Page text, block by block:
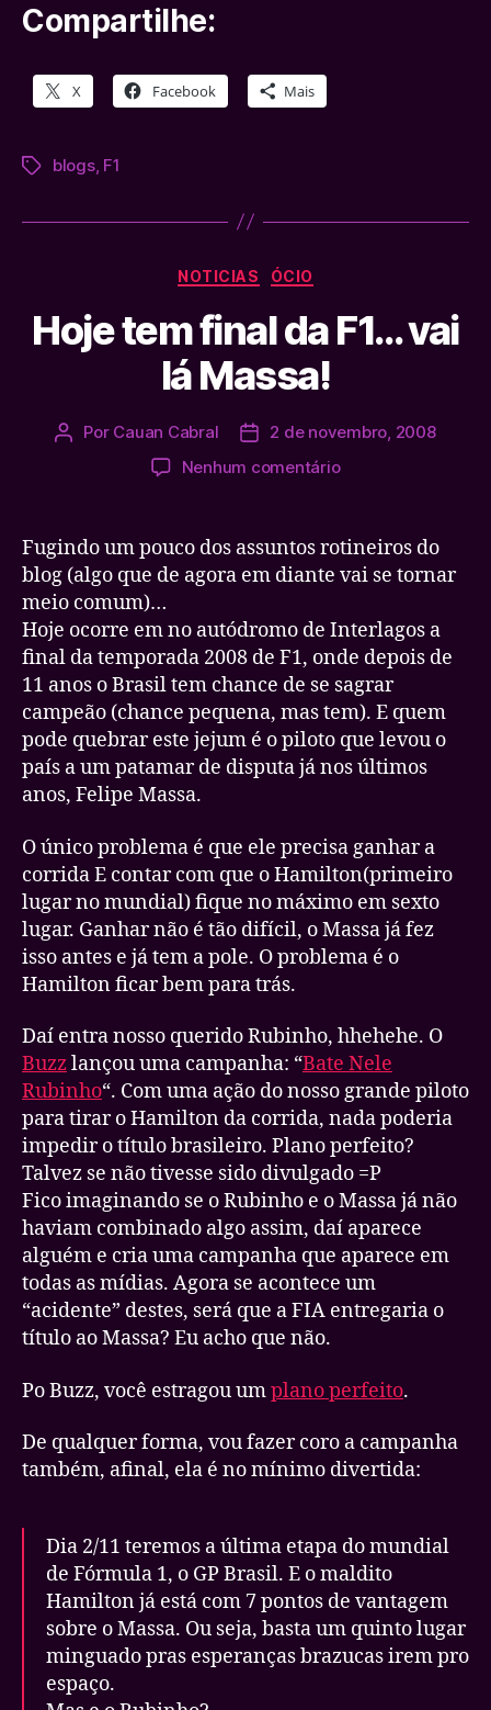
Compartilhe:
X Facebook Mais
Tagsblogs, F1
Categorias
NOTICIAS ÓCIO
Hoje tem final da F1… vai
lá Massa!
Autor
Por Cauan Cabral
Data2 de novembro, 2008
Nenhum comentárioem
final
F1…
lá
Massa!
Fugindo um pouco dos assuntos rotineiros do
blog (algo que de agora em diante vai se tornar
meio comum)…
Hoje ocorre em no autódromo de Interlagos a
final da temporada 2008 de F1, onde depois de
11 anos o Brasil tem chance de se sagrar
campeão (chance pequena, mas tem). E quem
pode quebrar este jejum é o piloto que levou o
país a um patamar de disputa já nos últimos
anos, Felipe Massa.
O único problema é que ele precisa ganhar a
corrida E contar com que o Hamilton(primeiro
lugar no mundial) fique no máximo em sexto
lugar. Ganhar não é tão difícil, o Massa já fez
isso antes e já tem a pole. O problema é o
Hamilton ficar bem para trás.
Daí entra nosso querido Rubinho, hhehehe. O
Buzzlançou uma campanha: “Bate Nele
Rubinho“. Com uma ação do nosso grande piloto
para tirar o Hamilton da corrida, nada poderia
impedir o título brasileiro. Plano perfeito?
Talvez se não tivesse sido divulgado =P
Fico imaginando se o Rubinho e o Massa já não
haviam combinado algo assim, daí aparece
alguém e cria uma campanha que aparece em
todas as mídias. Agora se acontece um
“acidente” destes, será que a FIA entregaria o
título ao Massa? Eu acho que não.
Po Buzz, você estragou umplano perfeito.
De qualquer forma, vou fazer coro a campanha
também, afinal, ela é no mínimo divertida:
Dia 2/11 teremos a última etapa do mundial
de Fórmula 1, o GP Brasil. E o maldito
Hamilton já está com 7 pontos de vantagem
sobre o Massa. Ou seja, basta um quinto lugar
minguado pras esperanças brazucas irem pro
espaço.